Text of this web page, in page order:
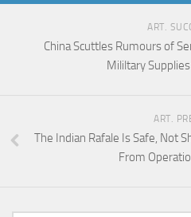
ART.
China Scuttles Rumours of
Mililtary
ART.
The Indian Rafale Is Safe, Not
From